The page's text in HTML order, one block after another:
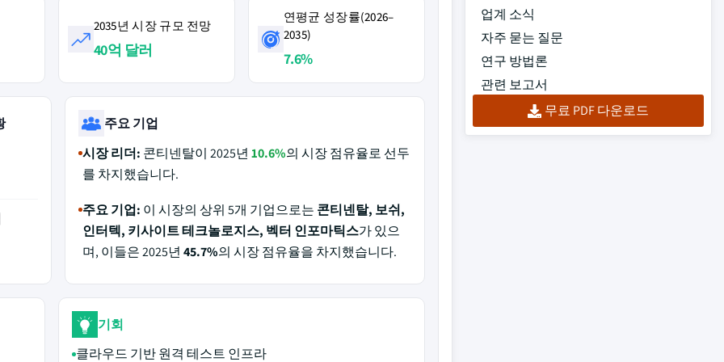
2035년 시장 규모 전망
40억 달러
연평균 성장률(2026–
2035)
7.6%
주요 기업
시장 리더: 콘티넨탈이 2025년 10.6%의 시장 점유율로 선두
를 차지했습니다.
주요 기업: 이 시장의 상위 5개 기업으로는 콘티넨탈, 보쉬,
인터텍, 키사이트 테크놀로지스, 벡터 인포마틱스가 있으
며, 이들은 2025년 45.7%의 시장 점유율을 차지했습니다.
기회
클라우드 기반 원격 테스트 인프라
업계 소식
자주 묻는 질문
연구 방법론
관련 보고서
무료 PDF 다운로드